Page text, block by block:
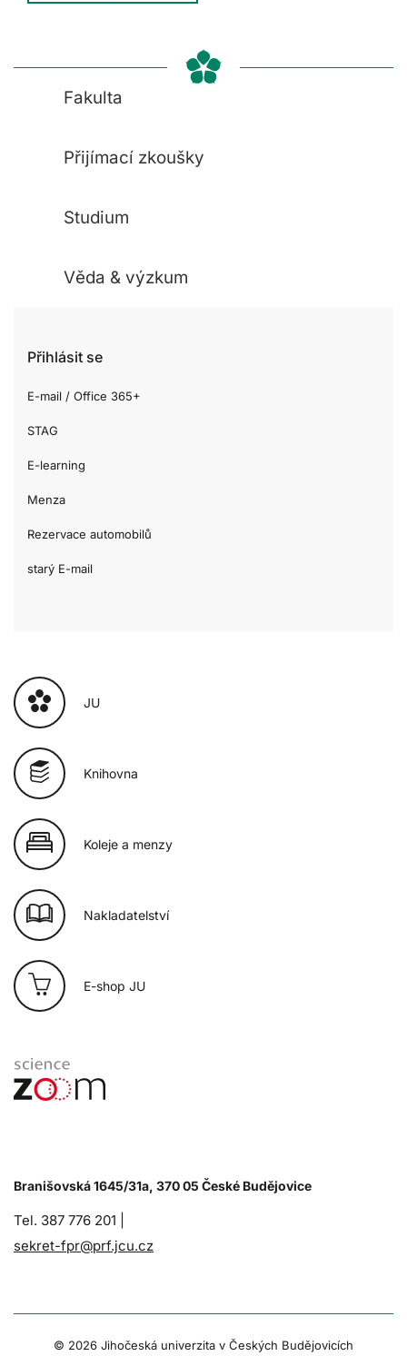
Fakulta
Přijímací zkoušky
Studium
Věda & výzkum
Přihlásit se
E-mail / Office 365+
STAG
E-learning
Menza
Rezervace automobilů
starý E-mail
JU
Knihovna
Koleje a menzy
Nakladatelství
E-shop JU
Branišovská 1645/31a, 370 05 České Budějovice
Tel. 387 776 201 |
sekret-fpr@prf.jcu.cz
© 2026 Jihočeská univerzita v Českých Budějovicích